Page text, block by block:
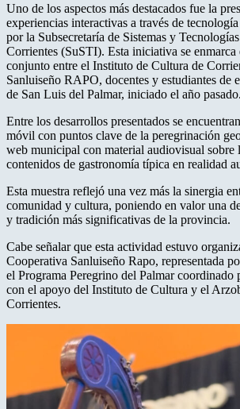
Uno de los aspectos más destacados fue la
experiencias interactivas a través de
por la Subsecretaría de Sistemas y
Corrientes (SuSTI). Esta iniciativa se enmarca
conjunto entre el Instituto de Cultura de
Sanluiseño RAPO, docentes y estudiantes de
de San Luis del Palmar, iniciado el año pasado.
Entre los desarrollos presentados se
móvil con puntos clave de la peregrinación
web municipal con material audiovisual sobre
contenidos de gastronomía típica en realidad
Esta muestra reflejó una vez más la sinergia
comunidad y cultura, poniendo en valor una
y tradición más significativas de la provincia.
Cabe señalar que esta actividad estuvo
Cooperativa Sanluiseño Rapo, representada
el Programa Peregrino del Palmar coordinado
con el apoyo del Instituto de Cultura y el
Corrientes.